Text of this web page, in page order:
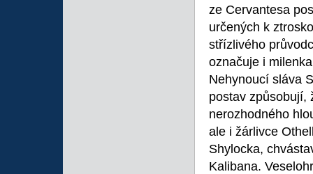
ze Cervantesa
určených k
střízlivého
označuje i
Nehynoucí sláva
postav způsobují,
nerozhodného
ale i žárlivce
Shylocka,
Kalibana.